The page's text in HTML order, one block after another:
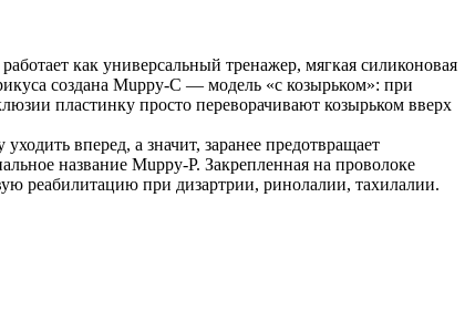
как универсальный тренажер, мягкая силиконовая
создана Muppy-C — модель «с козырьком»: при
пластинку просто переворачивают козырьком вверх
вперед, а значит, заранее предотвращает
название Muppy-P. Закрепленная на проволоке
реабилитацию при дизартрии, ринолалии, тахилалии.